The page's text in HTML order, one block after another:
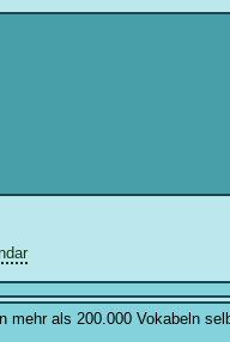
mehr als 200.000 Vokabeln